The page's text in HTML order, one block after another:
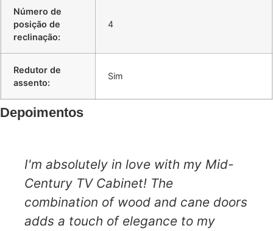
Número de
posição de
reclinação:
4
Redutor de
assento:
Sim
Depoimentos
I'm absolutely in love with my Mid-
Century TV Cabinet! The
combination of wood and cane doors
adds a touch of elegance to my